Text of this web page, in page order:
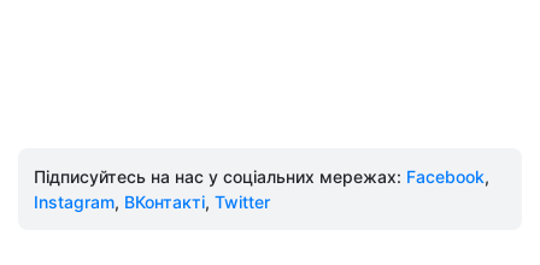
Підписуйтесь на нас у соціальних мережах: Facebook,
Instagram, ВКонтакті, Twitter